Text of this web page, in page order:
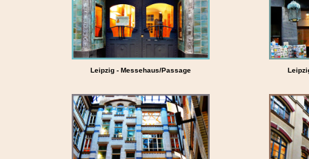
Leipzig - Messehaus/Passage